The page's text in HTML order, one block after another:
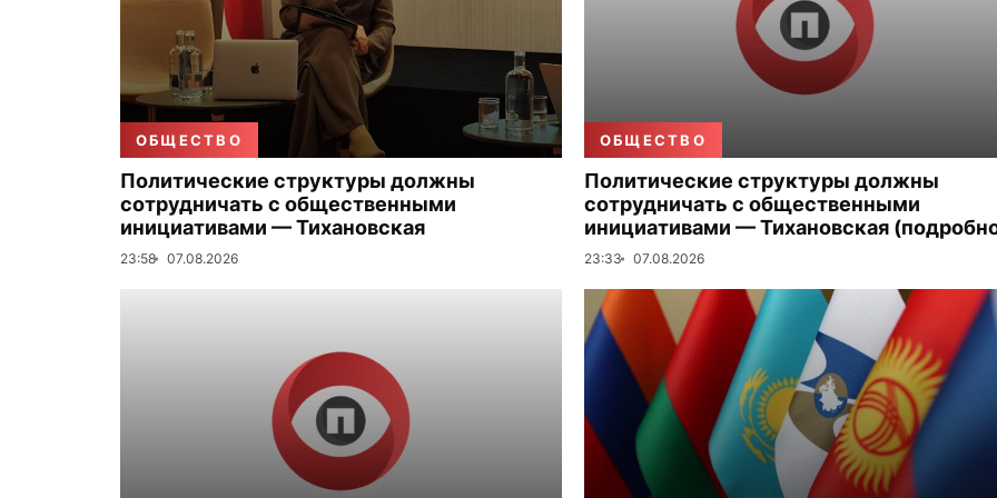
ОБЩЕСТВО
Политические структуры должны
сотрудничать с общественными
инициативами — Тихановская
23:58 07.08.2026
ОБЩЕСТВО
Политические структуры должны
сотрудничать с общественными
инициативами — Тихановская
23:33 07.08.2026